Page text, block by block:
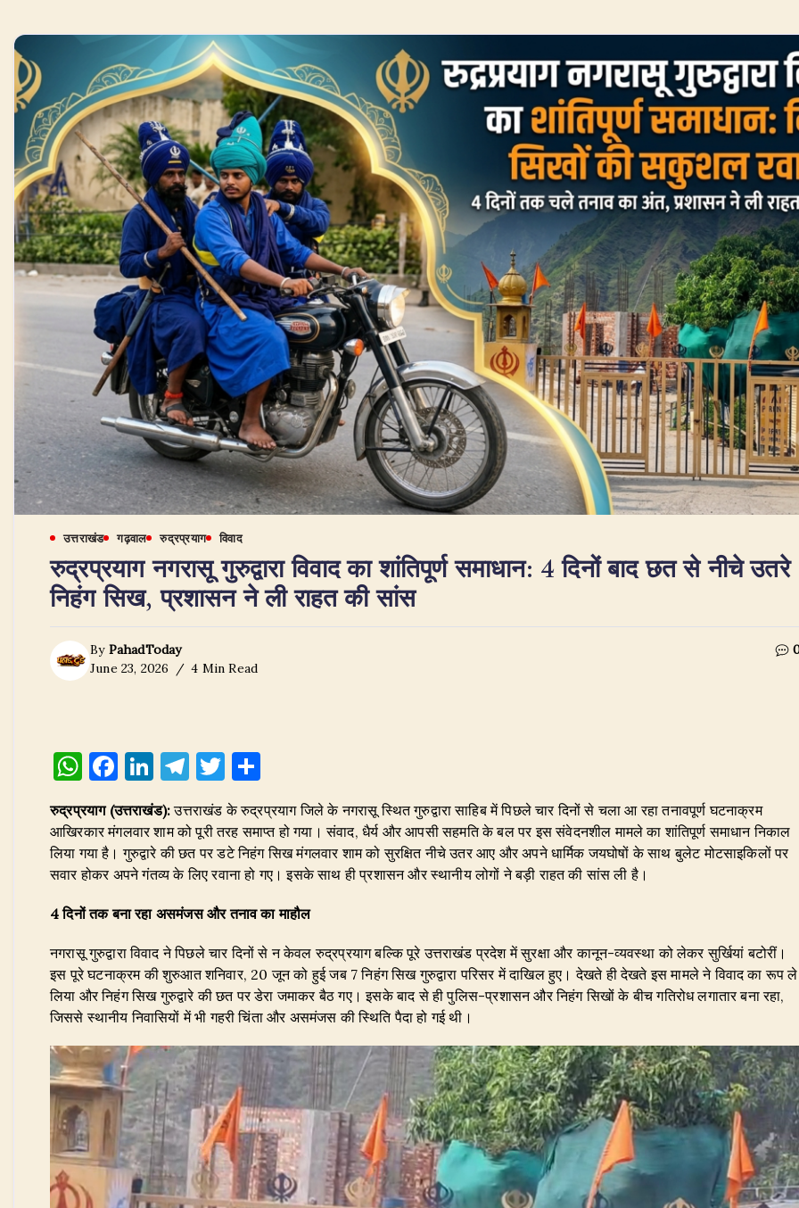
उत्तराखंड गढ़वाल रुद्रप्रयाग विवाद
रुद्रप्रयाग नगरासू गुरुद्वारा विवाद का शांतिपूर्ण समाधान: 4 दिनों बाद छत से नीचे उतरे
निहंग सिख, प्रशासन ने ली राहत की सांस
By PahadToday
June 23, 2026
4 Min Read
W
at
s
A
p
F
c
e
b
o
o
k
Li
n
k
e
dI
n
T
el
e
g
ra
m
T
w
it
te
r
ar
e
रुद्रप्रयाग (उत्तराखंड):उत्तराखंड के रुद्रप्रयाग जिले के नगरासू स्थित गुरुद्वारा साहिब में पिछले चार दिनों से चला आ रहा तनावपूर्ण घटनाक्रम
आखिरकार मंगलवार शाम को पूरी तरह समाप्त हो गया। संवाद, धैर्य और आपसी सहमति के बल पर इस संवेदनशील मामले का शांतिपूर्ण समाधान निकाल
लिया गया है। गुरुद्वारे की छत पर डटे निहंग सिख मंगलवार शाम को सुरक्षित नीचे उतर आए और अपने धार्मिक जयघोषों के साथ बुलेट मोटसाइकिलों पर
सवार होकर अपने गंतव्य के लिए रवाना हो गए। इसके साथ ही प्रशासन और स्थानीय लोगों ने बड़ी राहत की सांस ली है।
4 दिनों तक बना रहा असमंजस और तनाव का माहौल
​नगरासू गुरुद्वारा विवाद ने पिछले चार दिनों से न केवल रुद्रप्रयाग बल्कि पूरे उत्तराखंड प्रदेश में सुरक्षा और कानून-व्यवस्था को लेकर सुर्खियां बटोरीं।
इस पूरे घटनाक्रम की शुरुआत शनिवार, 20 जून को हुई जब 7 निहंग सिख गुरुद्वारा परिसर में दाखिल हुए। देखते ही देखते इस मामले ने विवाद का रूप ले
लिया और निहंग सिख गुरुद्वारे की छत पर डेरा जमाकर बैठ गए। इसके बाद से ही पुलिस-प्रशासन और निहंग सिखों के बीच गतिरोध लगातार बना रहा,
जिससे स्थानीय निवासियों में भी गहरी चिंता और असमंजस की स्थिति पैदा हो गई थी।